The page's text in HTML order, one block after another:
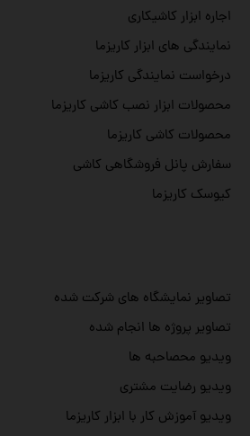
تصاویر نمایشگاه های شرکت شده
تصاویر پروژه ها انجام شده
ویدیو محصاحبه ها
ویدیو رضایت مشتری
ویدیو آموزش کار با ابزار کاریزما
اجاره ابزار کاشیکاری
نمایندگی های ابزار کاریزما
درخواست نمایندگی کاریزما
محصولات ابزار نصب کاشی کاریزما
محصولات کاشی کاریزما
سفارش پانل فروشگاهی کاشی
کیوسک کاریزما